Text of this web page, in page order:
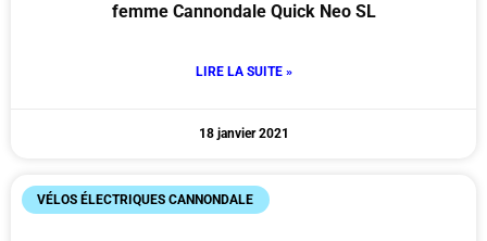
femme Cannondale Quick Neo SL
LIRE LA SUITE »
18 janvier 2021
VÉLOS ÉLECTRIQUES CANNONDALE